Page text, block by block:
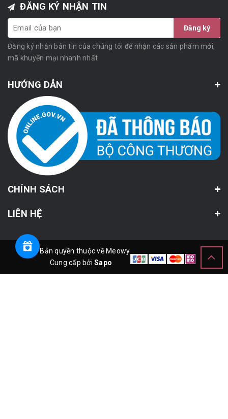
ĐĂNG KÝ NHẬN TIN
Đăng ký
Đăng ký nhận bản tin của chúng tôi để nhận các sản phẩm mới,
mã khuyến mại nhanh nhất
HƯỚNG DẪN
CHÍNH SÁCH
LIÊN HỆ
© Bản quyền thuộc về Meowy
Cung cấp bởiSapo